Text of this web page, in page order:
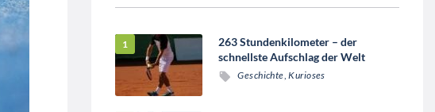
263 Stundenkilometer – der
schnellste Aufschlag der Welt
Geschichte,Kurioses